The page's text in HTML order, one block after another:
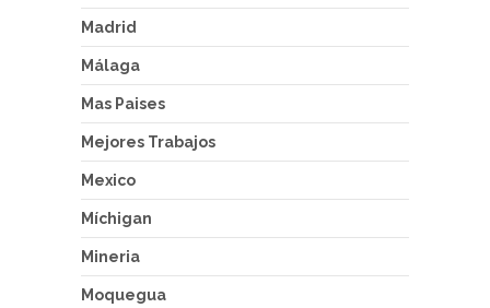
Madrid
Málaga
Mas Paises
Mejores Trabajos
Mexico
Míchigan
Mineria
Moquegua